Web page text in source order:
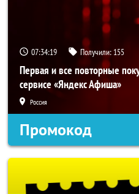
07:34:19 Получили: 155
Первая и все повторные
сервисе «Яндекс Афиша»
Россия
Промокод